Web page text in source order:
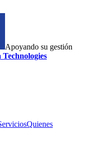
Apoyando su gestión
Technologies
Quienes